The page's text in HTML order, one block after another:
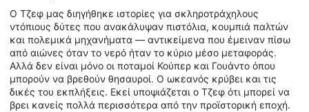
Ο Τζεφ μας διηγήθηκε ιστορίες για σκληροτράχηλους
ντόπιους δύτες που ανακάλυψαν πιστόλια, κουμπιά παλτών
και πολεμικά μηχανήματα — αντικείμενα που έμειναν πίσω
από αιώνες όταν το νερό ήταν το κύριο μέσο μεταφοράς.
Αλλά δεν είναι μόνο οι ποταμοί Κούπερ και Γουάντο όπου
μπορούν να βρεθούν θησαυροί. Ο ωκεανός κρύβει και τις
δικές του εκπλήξεις. Εκεί υποψιάζεται ο Τζεφ ότι μπορεί να
βρει κανείς πολλά περισσότερα από την προϊστορική εποχή.